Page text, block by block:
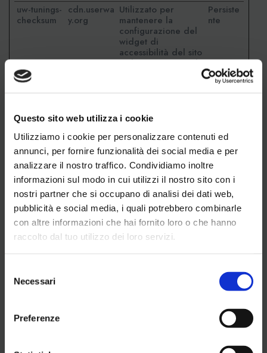
Questo sito web utilizza i cookie
Utilizziamo i cookie per personalizzare contenuti ed
annunci, per fornire funzionalità dei social media e per
analizzare il nostro traffico. Condividiamo inoltre
informazioni sul modo in cui utilizzi il nostro sito con i
nostri partner che si occupano di analisi dei dati web,
pubblicità e social media, i quali potrebbero combinarle
con altre informazioni che hai fornito loro o che hanno
raccolto dal tuo utilizzo dei loro servizi.
delNecessari
Preferenze
uw-tunings-
checksum
cdn.userwa
y.org
Utilizzato per
mantenere la
configurazione del
widget di
accessibilità del sito
web. Questo aiuta le
visive, a navigare
sito.
Persiste
nte
uw-uid
cdn.userwa
y.org
Utilizzato per
mantenere la
configurazione del
widget di
accessibilità del sito
web. Questo aiuta le
persone con, ad
esempio, disabilità
visive, a navigare
correttamente nel
sito.
Persiste
nte
wc_cart_ha www.aqua
In attesa
Persiste
Session